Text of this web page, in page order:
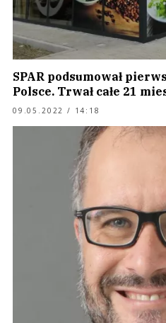
SPAR podsumował
Polsce. Trwał całe 21
09.05.2022 / 14:18